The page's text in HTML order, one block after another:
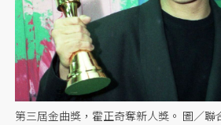
第三屆金曲獎，霍正奇奪新人獎。 圖／聯